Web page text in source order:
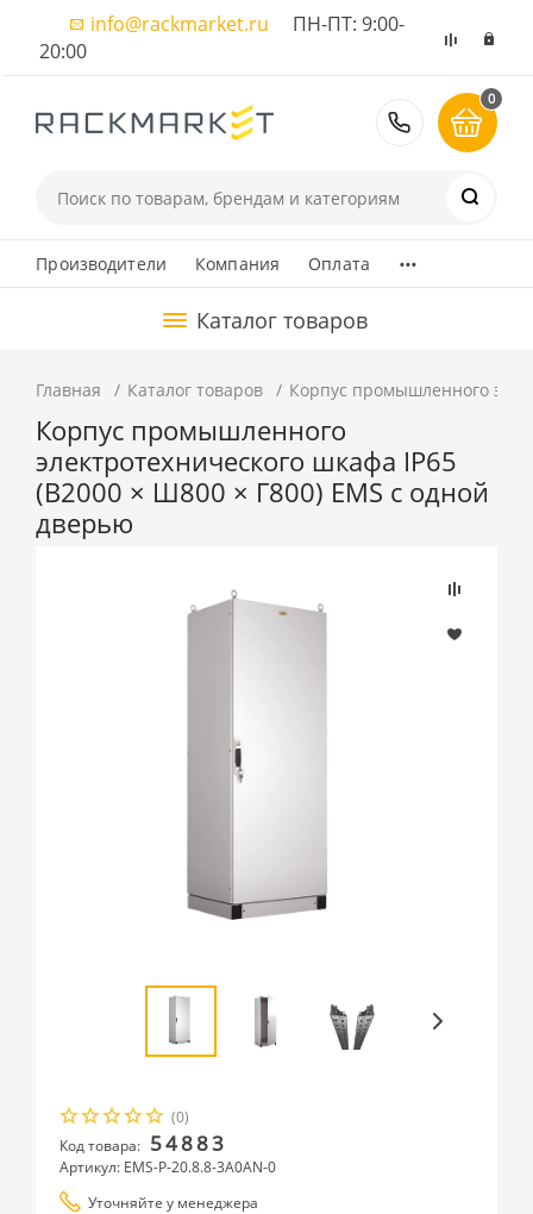
info@rackmarket.ru ПН-ПТ: 9:00-
20:00
8 (495)
0
Производители Компания Оплата ...
Каталог товаров
Главная Каталог товаров Корпус промышленного
Корпус промышленного
электротехнического шкафа IP65
(В2000 × Ш800 × Г800) EMS c одной
дверью
(0)
Код товара: 54883
Артикул: EMS-P-20.8.8-3A0AN-0
Уточняйте у менеджера